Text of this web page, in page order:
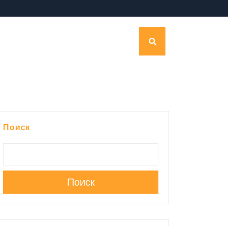
Поиск
Поиск